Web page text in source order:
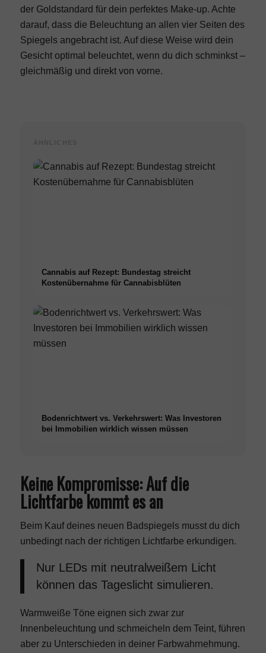
der Goldstandard für dein perfektes Make-up. Achte
darauf, dass die Beleuchtung an allen vier Seiten des
Spiegels angebracht ist. Auf diese Weise wird dein
Gesicht optimal beleuchtet, wenn du dich schminkst –
gleichmäßig und direkt von vorne.
Cannabis auf Rezept: Bundestag streicht
Kostenübernahme für Cannabisblüten
Bodenrichtwert vs. Verkehrswert: Was Investoren
bei Immobilien wirklich wissen müssen
Keine Kompromisse: Auf die
Lichtfarbe kommt es an
Beim Kauf deines neuen Badspiegels musst du dich
unbedingt nach der richtigen Lichtfarbe erkundigen.
Nur LEDs mit neutralweißem Licht
können das Tageslicht simulieren.
Warmweiße Töne eignen sich zwar zur
Innenbeleuchtung und schmeicheln dem Teint, führen
aber zu Unterschieden in deiner Farbwahrnehmung.